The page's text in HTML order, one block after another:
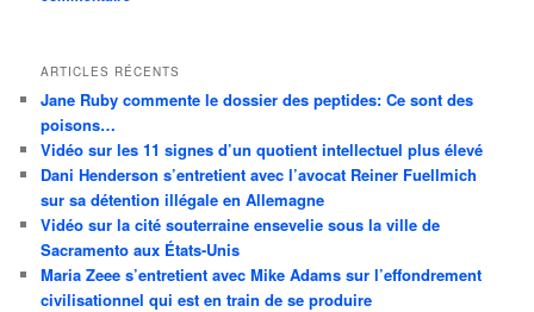
ARTICLES RÉCENTS
Jane Ruby commente le dossier des peptides: Ce sont des
poisons…
Vidéo sur les 11 signes d’un quotient intellectuel plus élevé
Dani Henderson s’entretient avec l’avocat Reiner Fuellmich
sur sa détention illégale en Allemagne
Vidéo sur la cité souterraine ensevelie sous la ville de
Sacramento aux États-Unis
Maria Zeee s’entretient avec Mike Adams sur l’effondrement
civilisationnel qui est en train de se produire